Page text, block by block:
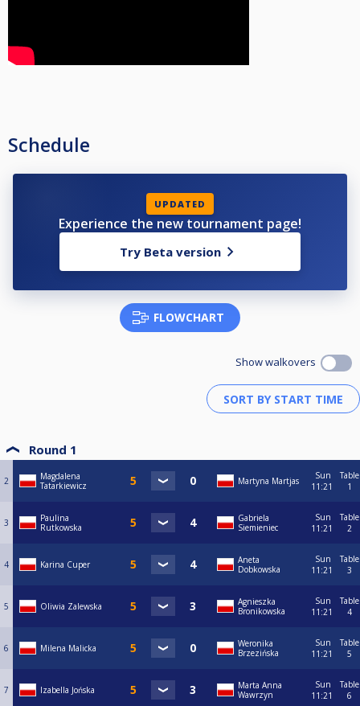
Schedule
UPDATED
Experience the new tournament page!
Try Beta version
FLOWCHART
Show walkovers
Round 1
2
Magdalena
Tatarkiewicz
Martyna Martjas
Sun
11:21
Table
1
3
Paulina
Rutkowska
Gabriela
Siemieniec
Sun
11:21
Table
2
4 Karina Cuper
Aneta
Dobkowska
Sun
11:21
Table
3
5 Oliwia Zalewska
Agnieszka
Bronikowska
Sun
11:21
Table
4
6 Milena Malicka
Weronika
Brzezińska
Sun
11:21
Table
5
7 Izabella Jońska
Marta Anna
Wawrzyn
Sun
11:21
Table
6